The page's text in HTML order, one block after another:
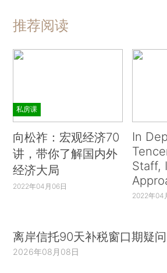
推荐阅读
私房课
向松祚：宏观经济70
讲，带你了解国内外
经济大局
2022年04月06日
In
Staff,
2022年04
离岸信托90天补税窗口期疑问
2026年08月08日